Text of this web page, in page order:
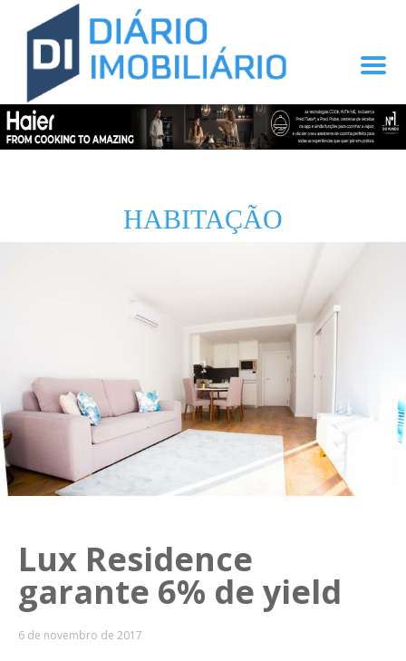
HABITAÇÃO
Lux Residence
garante 6% de yield
6 de novembro de 2017